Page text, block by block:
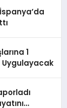
1
Uygulayacak